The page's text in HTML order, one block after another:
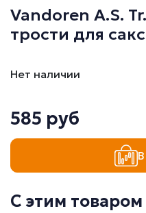
Vandoren A.S.
трости для
Нет наличии
585 руб
С этим